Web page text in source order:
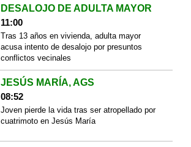
DESALOJO DE ADULTA MAYOR
11:00
Tras 13 años en vivienda, adulta mayor
acusa intento de desalojo por presuntos
conflictos vecinales
JESÚS MARÍA, AGS
08:52
Joven pierde la vida tras ser atropellado por
cuatrimoto en Jesús María